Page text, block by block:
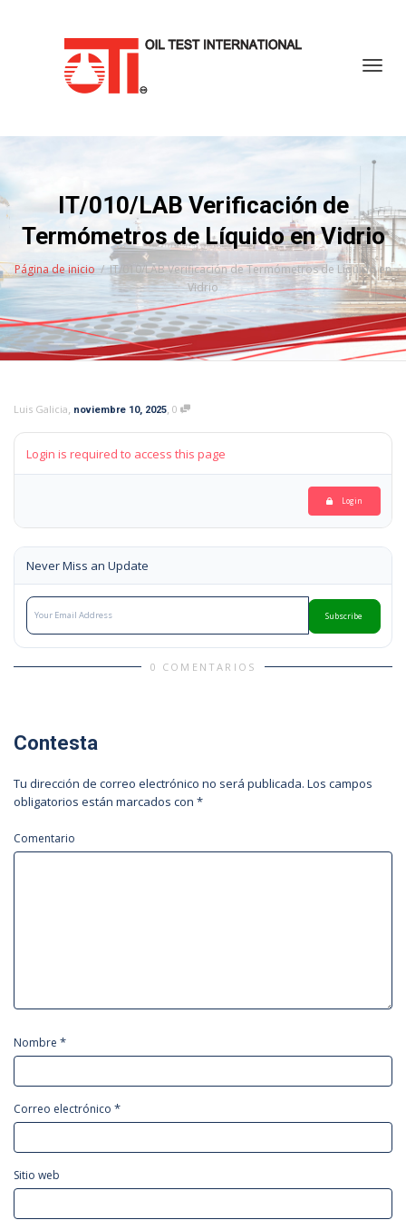
IT/010/LAB Verificación de
Termómetros de Líquido en Vidrio
Página de inicio
IT/010/LAB Verificación de Termómetros de Líquido en
Vidrio
Luis Galicia, noviembre 10, 2025, 0
Login is required to access this page
Login
Never Miss an Update
Subscribe
0 COMENTARIOS
Contesta
Tu dirección de correo electrónico no será publicada. Los campos
obligatorios están marcados con *
Comentario
Nombre *
Correo electrónico *
Sitio web